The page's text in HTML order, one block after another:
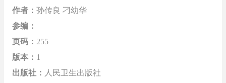
作者： 孙传良 刁幼华
参编：
页码： 255
版本： 1
出版社： 人民卫生出版社